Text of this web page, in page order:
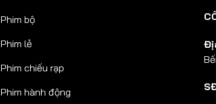
Phim bộ
Phim lẻ
Phim chiếu rạp
Phim hành động